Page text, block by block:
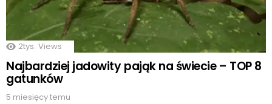
2tys. Views
Najbardziej jadowity pająk na świecie – TOP 8
gatunków
5 miesięcy temu